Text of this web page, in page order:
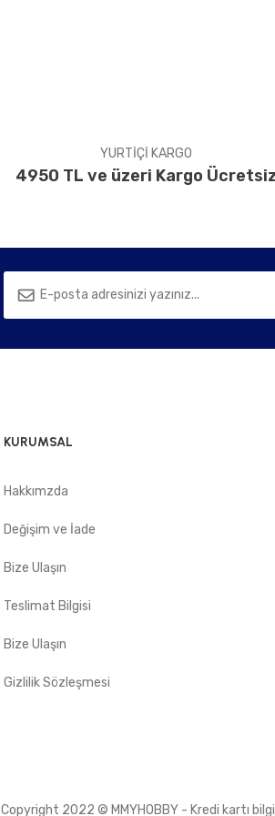
YURTİÇİ KARGO
4950 TL ve üzeri Kargo Ücretsiz
KURUMSAL
Hakkımzda
Değişim ve İade
Bize Ulaşın
Teslimat Bilgisi
Bize Ulaşın
Gizlilik Sözleşmesi
Copyright 2022 © MMYHOBBY - Kredi kartı